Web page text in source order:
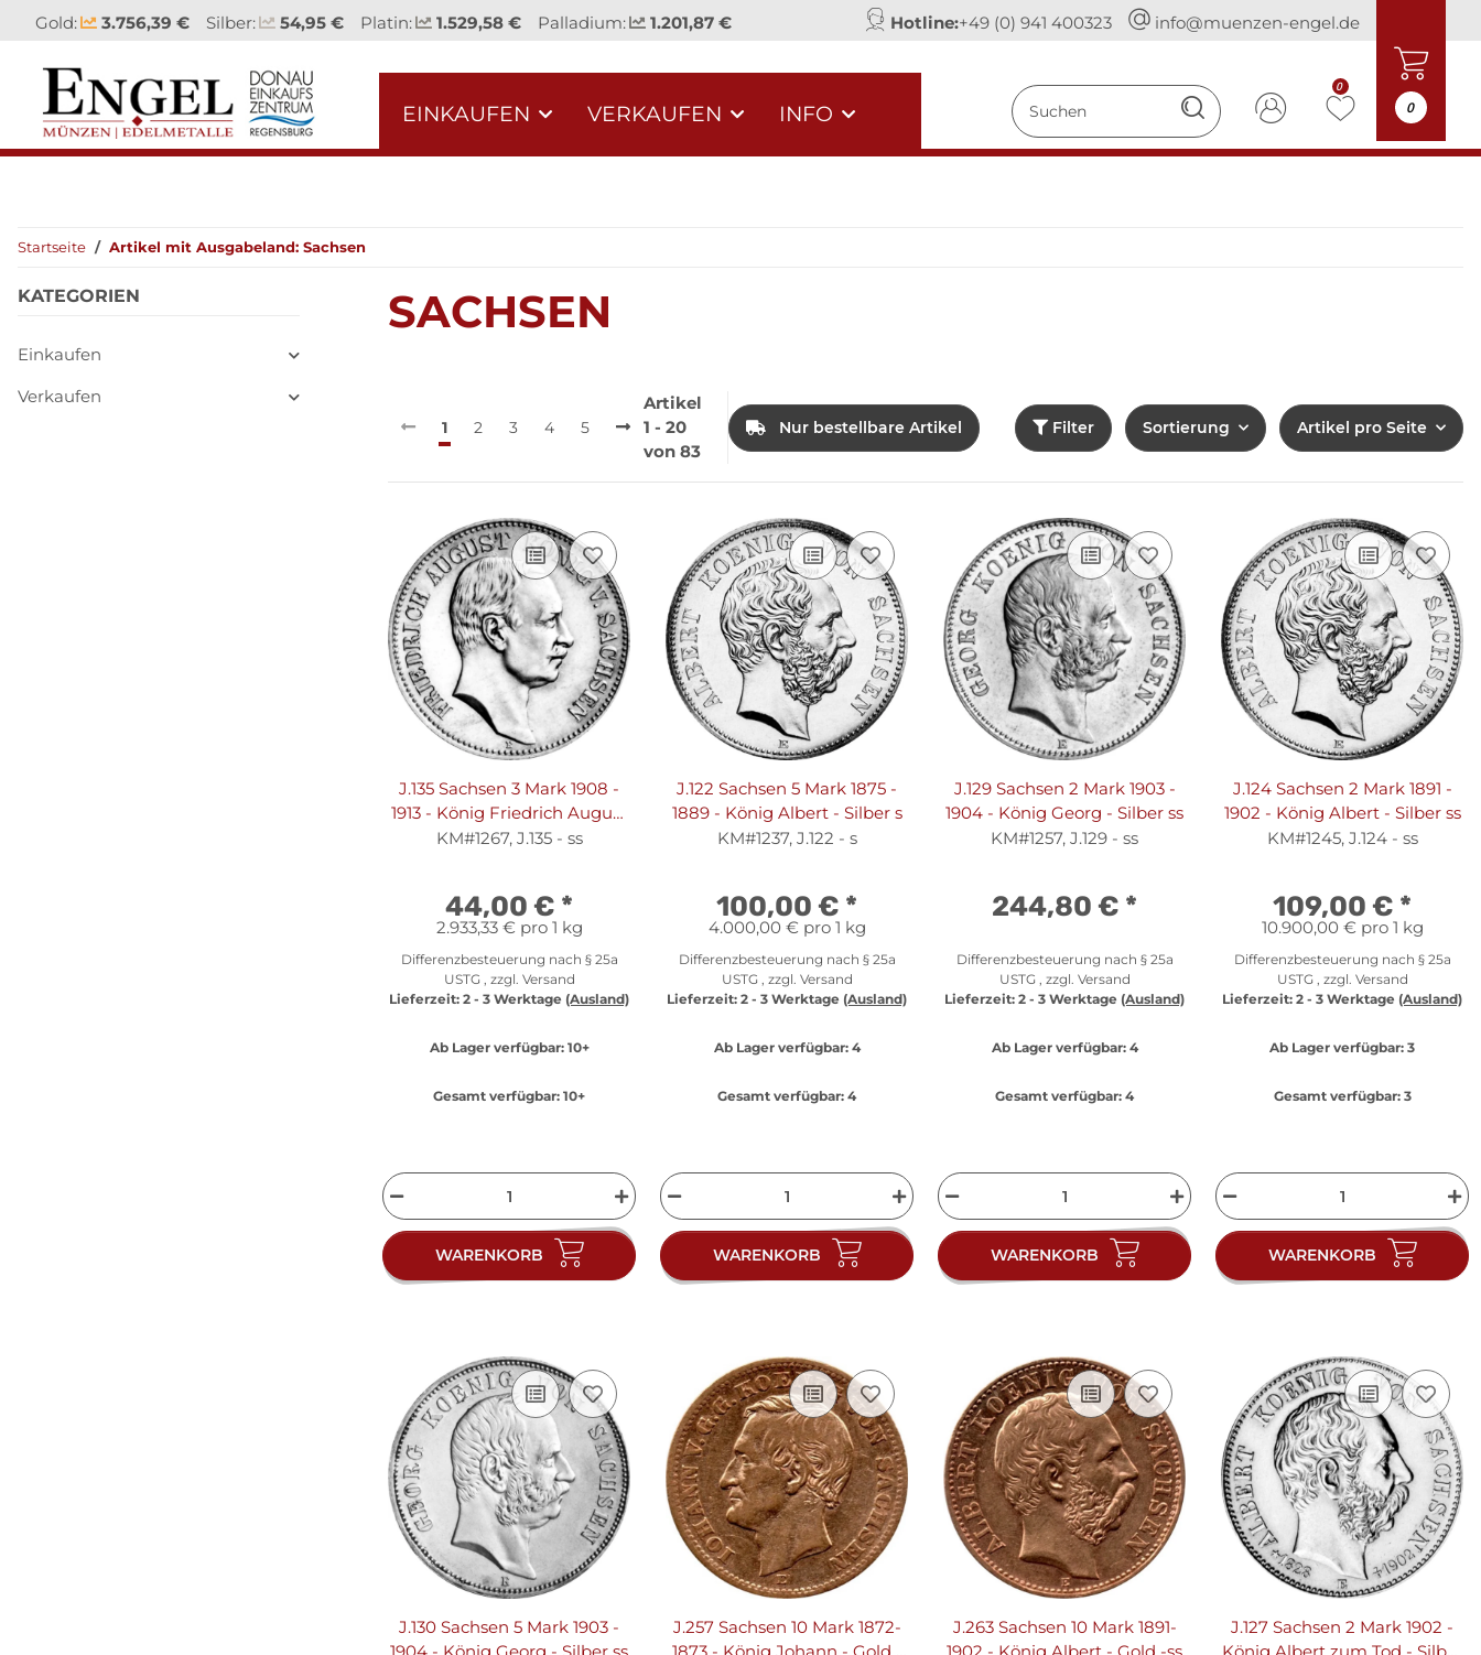
Gold: 3.756,39 € Silber: 54,95 € Platin: 1.529,58 € Palladium: 1.201,87 € Hotline:+49 (0) 941 400323 info@muenzen-engel.de
0
0
EINKAUFEN VERKAUFEN INFO
Startseite Artikel mit Ausgabeland: Sachsen
SACHSEN
Nur bestellbare Artikel Filter Sortierung Artikel pro Seite
Artikel
1 - 20
von 83
1 2 3 4 5
J.135 Sachsen 3 Mark 1908 -
1913 - König Friedrich August
III. - Silber ss
KM#1267, J.135 - ss
44,00 € *
2.933,33 € pro 1 kg
Differenzbesteuerung nach § 25a
USTG , zzgl. Versand
Lieferzeit: 2 - 3 Werktage (Ausland)
Ab Lager verfügbar:10+
Gesamt verfügbar: 10+
WARENKORB
J.122 Sachsen 5 Mark 1875 -
1889 - König Albert - Silber s
KM#1237, J.122 - s
100,00 € *
4.000,00 € pro 1 kg
Differenzbesteuerung nach § 25a
USTG , zzgl. Versand
Lieferzeit: 2 - 3 Werktage (Ausland)
Ab Lager verfügbar:4
Gesamt verfügbar: 4
WARENKORB
J.129 Sachsen 2 Mark 1903 -
1904 - König Georg - Silber ss
KM#1257, J.129 - ss
244,80 € *
Differenzbesteuerung nach § 25a
USTG , zzgl. Versand
Lieferzeit: 2 - 3 Werktage (Ausland)
Ab Lager verfügbar:4
Gesamt verfügbar: 4
WARENKORB
J.124 Sachsen 2 Mark 1891 -
1902 - König Albert - Silber ss
KM#1245, J.124 - ss
109,00 € *
10.900,00 € pro 1 kg
Differenzbesteuerung nach § 25a
USTG , zzgl. Versand
Lieferzeit: 2 - 3 Werktage (Ausland)
Ab Lager verfügbar: 3
Gesamt verfügbar:3
WARENKORB
J.130 Sachsen 5 Mark 1903 -
J.257 Sachsen 10 Mark 1872-
J.263 Sachsen 10 Mark 1891-
J.127 Sachsen 2 Mark 1902 -
KATEGORIEN
Einkaufen
Verkaufen